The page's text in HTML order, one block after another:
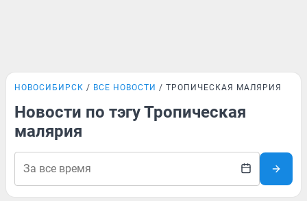
НОВОСИБИРСК ВСЕ НОВОСТИ ТРОПИЧЕСКАЯ МАЛЯРИЯ
Новости по тэгу Тропическая
малярия